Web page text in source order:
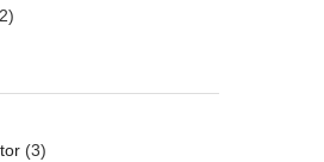
(3)